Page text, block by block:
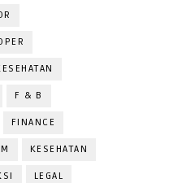
F & B
FINANCE
KESEHATAN
LEGAL